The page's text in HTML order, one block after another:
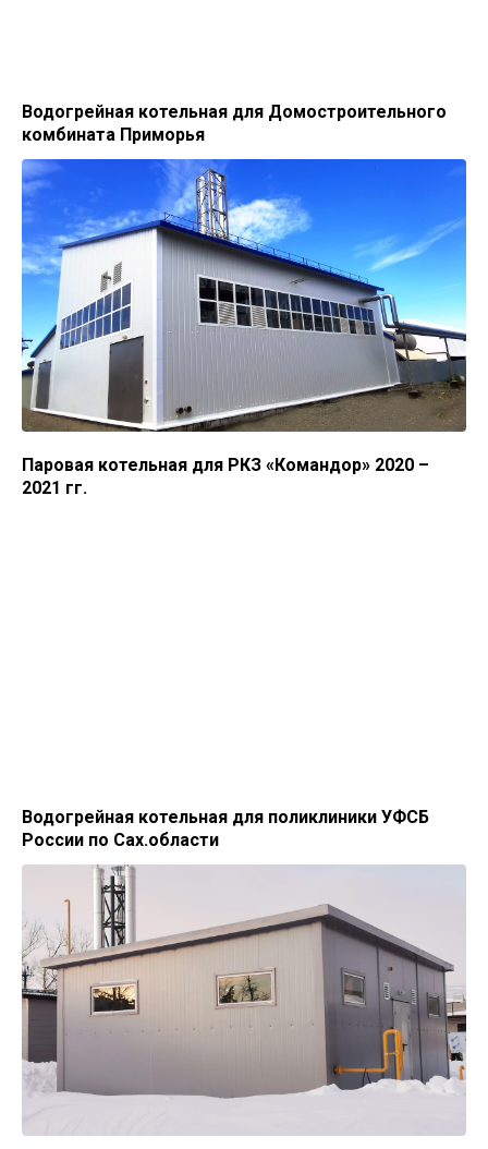
Водогрейная котельная для Домостроительного
комбината Приморья
Паровая котельная для РКЗ «Командор» 2020 –
2021 гг.
Водогрейная котельная для поликлиники УФСБ
России по Сах.области